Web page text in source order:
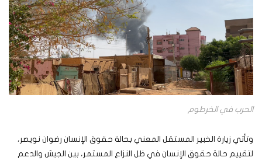
الحرب في الخرطوم
وتأتي زيارة الخبير المستقل المعني بحالة حقوق الإنسان رضوان نويصر،
لتقييم حالة حقوق الإنسان في ظل النزاع المستمر، بين الجيش والدعم